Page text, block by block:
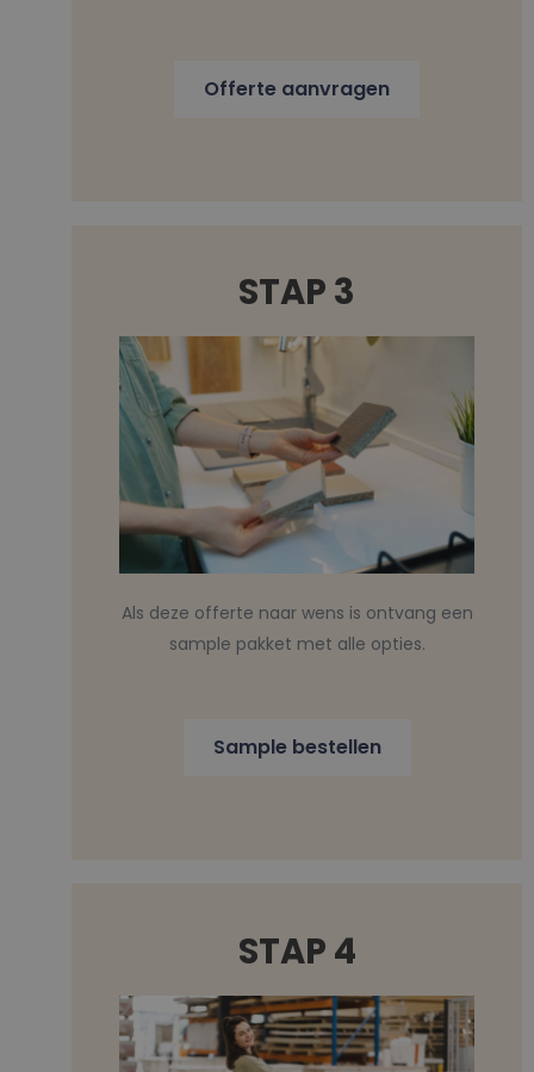
Offerte aanvragen
STAP 3
Als deze offerte naar wens is ontvang een
sample pakket met alle opties.
Sample bestellen
STAP 4